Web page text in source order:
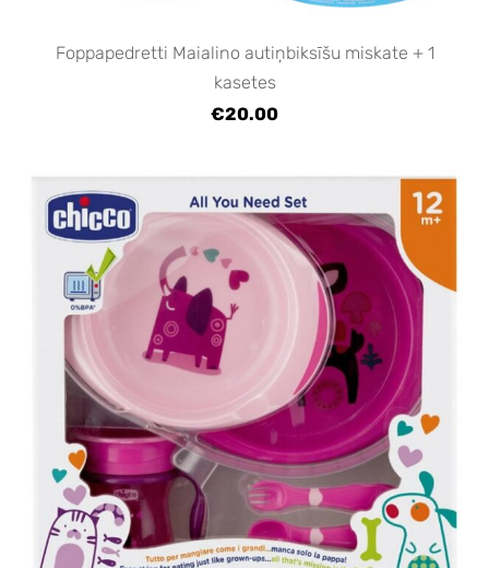
Foppapedretti Maialino autiņbiksīšu miskate + 1
kasetes
€20.00